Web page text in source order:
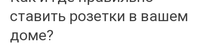
ставить розетки в вашем
доме?